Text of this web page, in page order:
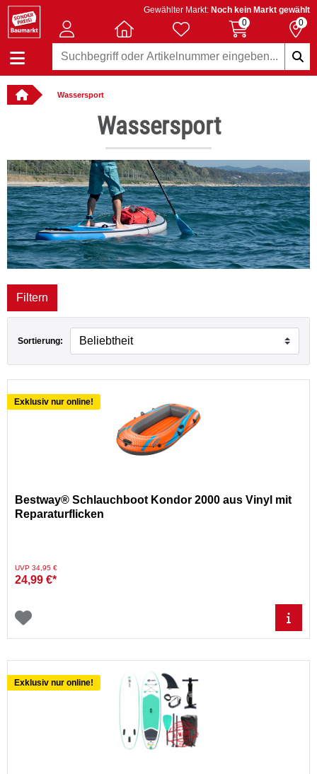
Gewählter Markt: Noch kein Markt gewählt
0
0
Wassersport
Wassersport
Filtern
Sortierung:
Exklusiv nur online!
Bestway® Schlauchboot Kondor 2000 aus Vinyl mit
Reparaturflicken
Preis reduziert von
UVP 34,95 €auf
24,99 €*
Exklusiv nur online!